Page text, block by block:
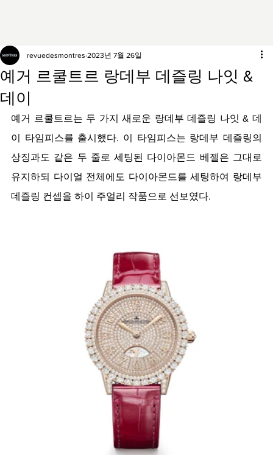
예거 르쿨트르 랑데부 데즐링 나잇 &
데이
revuedesmontres 2023년 7월 26일
예거 르쿨트르는 두 가지 새로운 랑데부 데즐링 나잇 & 데
이 타임피스를 출시했다. 이 타임피스는 랑데부 데즐링의
상징과도 같은 두 줄로 세팅된 다이아몬드 베젤은 그대로
유지하되 다이얼 전체에도 다이아몬드를 세팅하여 랑데부
데즐링 컨셉을 하이 주얼리 작품으로 선보였다.